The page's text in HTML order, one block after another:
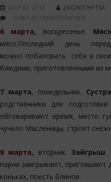
МАР 03, 2016 ZAGADCHYTSA
ПОКА БЕЗ КОМЕНТАРИЕВ
6 марта, воскресенье.
мясо.Последний день
можно побаловать себя и
блюдами, приготовленными из
7 марта, понедельник.
родственники для
обговаривают время, место
чучело Масленицы, строят
8 марта, вторник.Зайгрыш.
парни заигрывают, приглашают
коньках, поесть блинов.